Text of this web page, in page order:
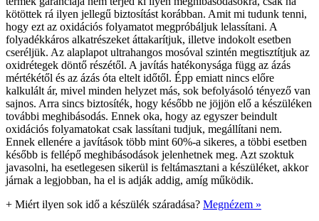
kötöttek rá ilyen jellegű biztosítást korábban. Amit mi tudunk tenni,
hogy ezt az oxidációs folyamatot megpróbáljuk lelassítani. A
folyadékkáros alkatrészeket áttakarítjuk, illetve indokolt esetben
cseréljük. Az alaplapot ultrahangos mosóval szintén megtisztítjuk az
oxidrétegek döntő részétől. A javítás hatékonysága függ az ázás
mértékétől és az ázás óta eltelt időtől. Épp emiatt nincs előre
kalkulált ár, mivel minden helyzet más, sok befolyásoló tényező van
sajnos. Arra sincs biztosíték, hogy később ne jöjjön elő a készüléken
további meghibásodás. Ennek oka, hogy az egyszer beindult
oxidációs folyamatokat csak lassítani tudjuk, megállítani nem.
Ennek ellenére a javítások több mint 60%-a sikeres, a többi esetben
később is fellépő meghibásodások jelenhetnek meg. Azt szoktuk
javasolni, ha esetlegesen sikerül is feltámasztani a készüléket, akkor
járnak a legjobban, ha el is adják addig, amíg működik.
+ Miért ilyen sok idő a készülék száradása? Megnézem »